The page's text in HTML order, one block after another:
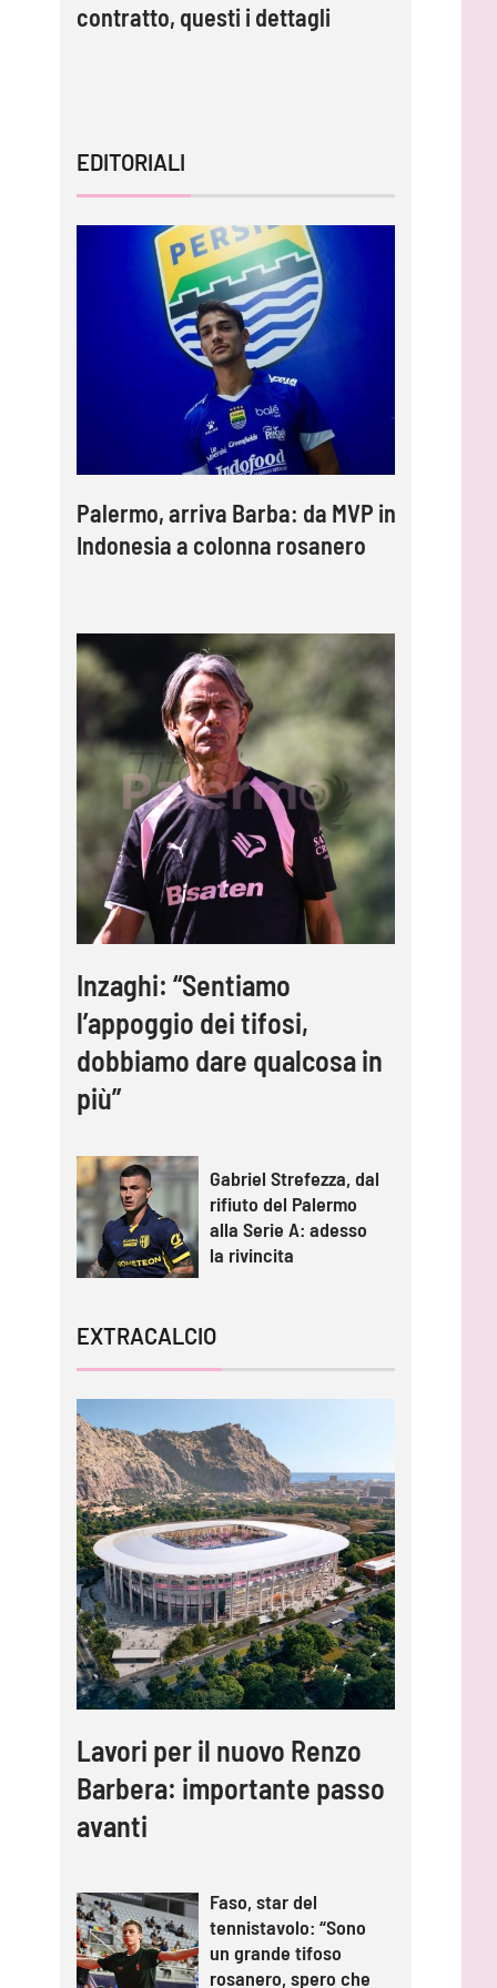
contratto, questi i dettagli
EDITORIALI
Palermo, arriva Barba: da MVP in
Indonesia a colonna rosanero
Inzaghi: “Sentiamo
l’appoggio dei tifosi,
dobbiamo dare qualcosa in
più”
Gabriel Strefezza, dal
rifiuto del Palermo
alla Serie A: adesso
la rivincita
EXTRACALCIO
Lavori per il nuovo Renzo
Barbera: importante passo
avanti
Faso, star del
tennistavolo: “Sono
un grande tifoso
rosanero, spero che